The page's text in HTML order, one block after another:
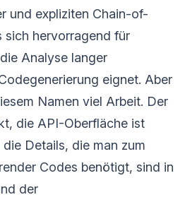
und expliziten Chain-of-
sich hervorragend für
Analyse langer
eignet. Aber
Namen viel Arbeit. Der
die API-Oberfläche ist
Details, die man zum
Codes benötigt, sind in
der